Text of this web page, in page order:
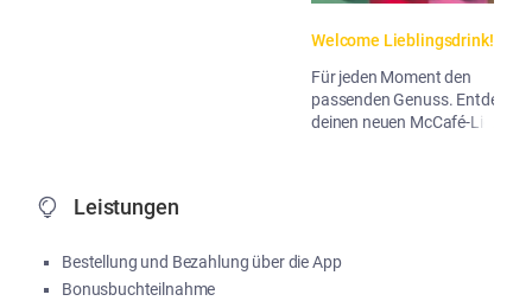
Welcome Lieblingsdrink!
Für jeden Moment den
passenden Genuss. Entdecke
deinen neuen McCafé-Liebling!
Leistungen
Bestellung und Bezahlung über die App
Bonusbuchteilnahme